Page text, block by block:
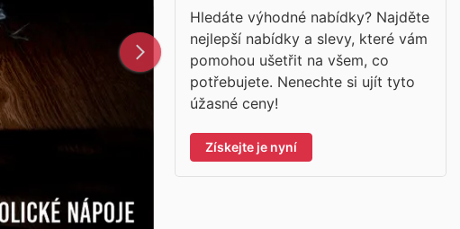
Hledáte výhodné nabídky? Najděte
nejlepší nabídky a slevy, které vám
pomohou ušetřit na všem, co
potřebujete. Nenechte si ujít tyto
úžasné ceny!
Získejte je nyní